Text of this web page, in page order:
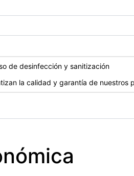
de desinfección y sanitización
la calidad y garantía de nuestros